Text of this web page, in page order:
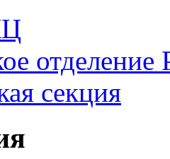
секция